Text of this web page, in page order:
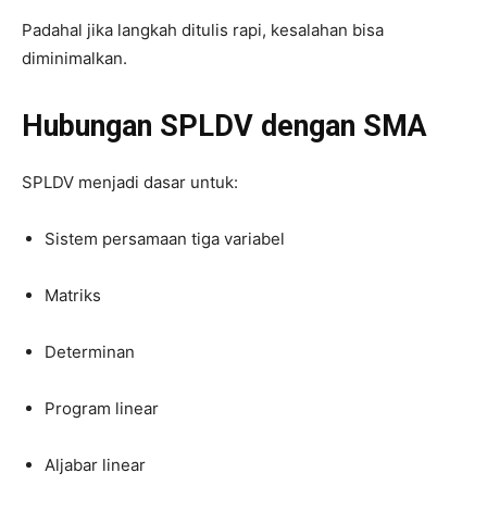
Padahal jika langkah ditulis rapi, kesalahan bisa
diminimalkan.
Hubungan SPLDV dengan SMA
SPLDV menjadi dasar untuk:
Sistem persamaan tiga variabel
Matriks
Determinan
Program linear
Aljabar linear